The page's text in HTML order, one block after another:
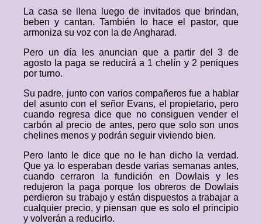
La casa se llena luego de invitados que brindan,
beben y cantan. También lo hace el pastor, que
armoniza su voz con la de Angharad.
Pero un día les anuncian que a partir del 3 de
agosto la paga se reducirá a 1 chelín y 2 peniques
por turno.
Su padre, junto con varios compañeros fue a hablar
del asunto con el señor Evans, el propietario, pero
cuando regresa dice que no consiguen vender el
carbón al precio de antes, pero que solo son unos
chelines menos y podrán seguir viviendo bien.
Pero Ianto le dice que no le han dicho la verdad.
Que ya lo esperaban desde varias semanas antes,
cuando cerraron la fundición en Dowlais y les
redujeron la paga porque los obreros de Dowlais
perdieron su trabajo y están dispuestos a trabajar a
cualquier precio, y piensan que es solo el principio
y volverán a reducirlo.